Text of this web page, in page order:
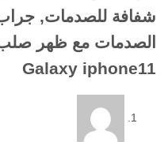
Galaxy iphone11